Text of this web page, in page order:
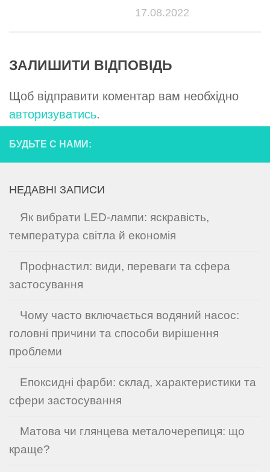
17.08.2022
ЗАЛИШИТИ ВІДПОВІДЬ
Щоб відправити коментар вам необхідно
авторизуватись.
БУДЬТЕ С НАМИ:
НЕДАВНІ ЗАПИСИ
Як вибрати LED-лампи: яскравість,
температура світла й економія
Профнастил: види, переваги та сфера
застосування
Чому часто включається водяний насос:
головні причини та способи вирішення
проблеми
Епоксидні фарби: склад, характеристики та
сфери застосування
Матова чи глянцева металочерепиця: що
краще?